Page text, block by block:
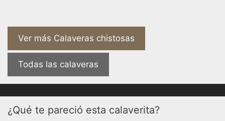
Ver más Calaveras chistosas
Todas las calaveras
¿Qué te pareció esta calaverita?